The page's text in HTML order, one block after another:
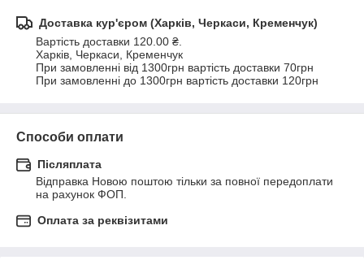
Доставка кур'єром (Харків, Черкаси, Кременчук)
Вартість доставки 120.00 ₴.
Харків, Черкаси, Кременчук
При замовленні від 1300грн вартість доставки 70грн
При замовленні до 1300грн вартість доставки 120грн
Способи оплати
Післяплата
Відправка Новою поштою тільки за повної передоплати
на рахунок ФОП.
Оплата за реквізитами